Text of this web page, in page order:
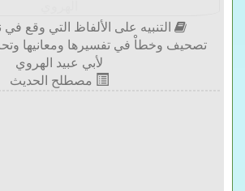
التنبيه على الألفاظ التي وقع
تصحيف وخطاْ في تفسيرها ومعانيها
لأبي عبيد الهروي
مصطلح الحديث